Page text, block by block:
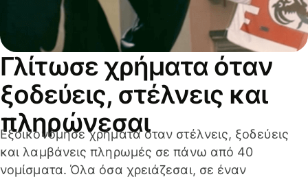
Γλίτωσε χρήματα όταν
ξοδεύεις, στέλνεις και
πληρώνεσαι
Εξοικονόμησε χρήματα όταν στέλνεις, ξοδεύεις
και λαμβάνεις πληρωμές σε πάνω από 40
νομίσματα. Όλα όσα χρειάζεσαι, σε έναν